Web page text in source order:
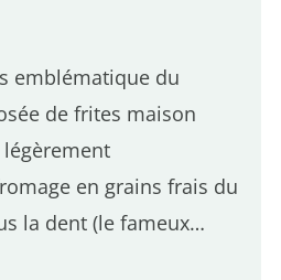
emblématique du
de frites maison
en grains frais du
la dent (le fameux